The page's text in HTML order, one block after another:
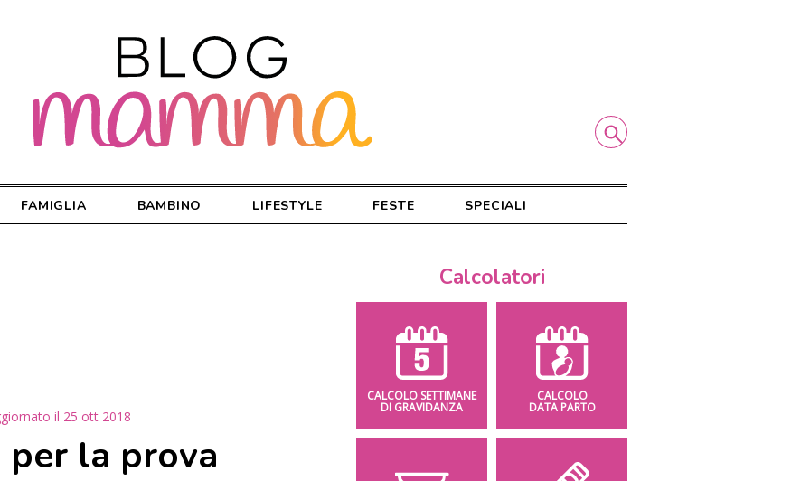
FAMIGLIA BAMBINO LIFESTYLE FESTE SPECIALI
il 25 ott 2018
la prova
Calcolatori
CALCOLO SETTIMANE
DI GRAVIDANZA
CALCOLO
DATA PARTO